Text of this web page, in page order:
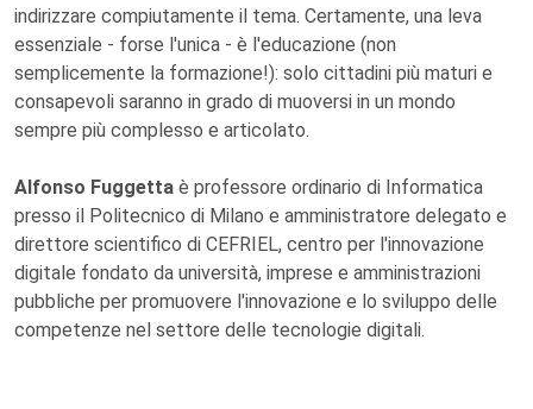
indirizzare compiutamente il tema. Certamente, una leva
essenziale - forse l'unica - è l'educazione (non
semplicemente la formazione!): solo cittadini più maturi e
consapevoli saranno in grado di muoversi in un mondo
sempre più complesso e articolato.
Alfonso Fuggetta è professore ordinario di Informatica
presso il Politecnico di Milano e amministratore delegato e
direttore scientifico di CEFRIEL, centro per l'innovazione
digitale fondato da università, imprese e amministrazioni
pubbliche per promuovere l'innovazione e lo sviluppo delle
competenze nel settore delle tecnologie digitali.